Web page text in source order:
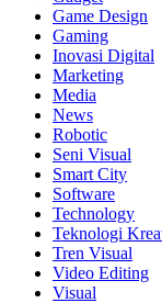
Game Design
Gaming
Inovasi Digital
Marketing
Media
News
Robotic
Seni Visual
Smart City
Software
Technology
Teknologi
Tren Visual
Video Editing
Visual